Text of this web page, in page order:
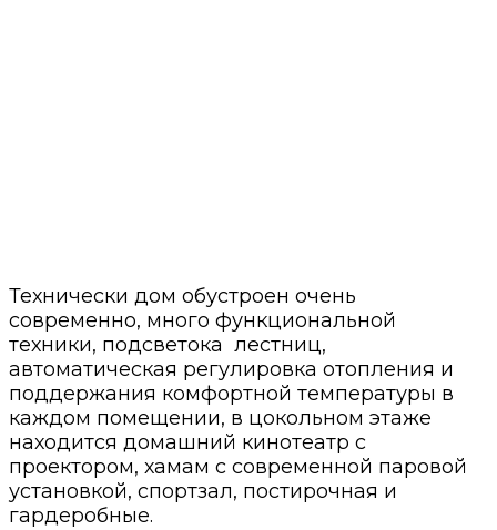
Технически дом обустроен очень
современно, много функциональной
техники, подсветока лестниц,
автоматическая регулировка отопления и
поддержания комфортной температуры в
каждом помещении, в цокольном этаже
находится домашний кинотеатр с
проектором, хамам с современной паровой
установкой, спортзал, постирочная и
гардеробные.